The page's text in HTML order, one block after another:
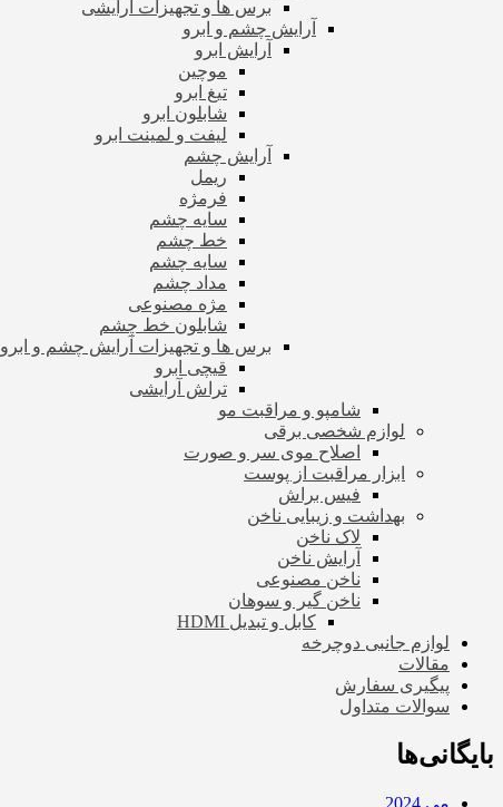
برس ها و تجهیزات آرایشی
آرایش چشم و ابرو
آرایش ابرو
موچین
تیغ ابرو
شابلون ابرو
لیفت و لمینت ابرو
آرایش چشم
ریمل
فرمژه
سایه چشم
خط چشم
سایه چشم
مداد چشم
مژه مصنوعی
شابلون خط چشم
برس ها و تجهیزات آرایش چشم و ابرو
قیچی ابرو
تراش آرایشی
شامپو و مراقبت مو
لوازم شخصی برقی
اصلاح موی سر و صورت
ابزار مراقبت از پوست
فیس براش
بهداشت و زیبایی ناخن
لاک ناخن
آرایش ناخن
ناخن مصنوعی
ناخن گیر و سوهان
کابل و تبدیل HDMI
لوازم جانبی دوچرخه
مقالات
پیگیری سفارش
سوالات متداول
بایگانی‌ها
می 2024